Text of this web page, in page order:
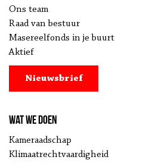
Ons team
Raad van bestuur
Masereelfonds in je buurt
Aktief
Nieuwsbrief
Wat we doen
Kameraadschap
Klimaatrechtvaardigheid